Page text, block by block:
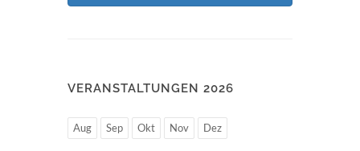
VERANSTALTUNGEN 2026
Aug Sep Okt Nov Dez